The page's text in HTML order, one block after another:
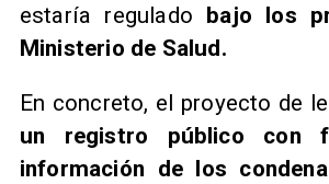
estaría regulado bajo los
Ministerio de Salud.
En concreto, el proyecto de
un registro público con
información de los